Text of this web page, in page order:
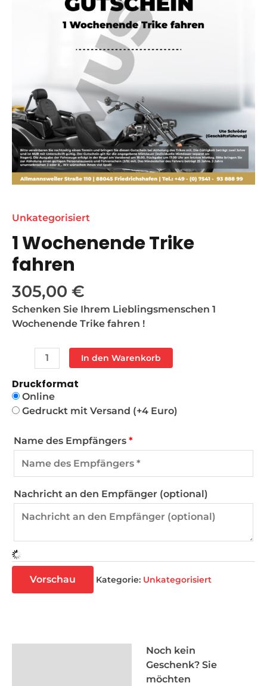
Unkategorisiert
1 Wochenende Trike
fahren
305,00 €
Schenken Sie Ihrem Lieblingsmenschen 1
Wochenende Trike fahren !
1
Wochenende
Trike
fahren
In den Warenkorb
Druckformat
Online
Gedruckt mit Versand (+4 Euro)
Name des Empfängers *
Nachricht an den Empfänger (optional)
Vorschau Kategorie: Unkategorisiert
Noch kein
Geschenk? Sie
möchten